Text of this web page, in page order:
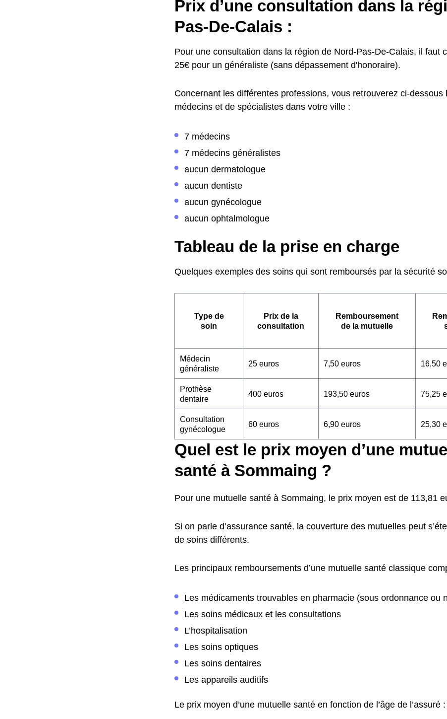
Prix d’une consultation dans la
Pas-De-Calais :
Pour une consultation dans la région de Nord-Pas-De-Calais, il faut
25€ pour un généraliste (sans dépassement d'honoraire).
Concernant les différentes professions, vous retrouverez ci-dessous
médecins et de spécialistes dans votre ville :
7 médecins
7 médecins généralistes
aucun dermatologue
aucun dentiste
aucun gynécologue
aucun ophtalmologue
Tableau de la prise en charge
Quelques exemples des soins qui sont remboursés par la sécurité
Type de
soin
Prix de la
consultation
Remboursement
de la mutuelle
Médecin
généraliste
25 euros 7,50 euros 16,50
Prothèse
dentaire
400 euros 193,50 euros 75,25
Consultation
gynécologue
60 euros 6,90 euros 25,30
Quel est le prix moyen d’une
santé à Sommaing ?
Pour une mutuelle santé à Sommaing, le prix moyen est de 113,81
Si on parle d’assurance santé, la couverture des mutuelles peut
de soins différents.
Les principaux remboursements d’une mutuelle santé classique
Les médicaments trouvables en pharmacie (sous ordonnance ou
Les soins médicaux et les consultations
L’hospitalisation
Les soins optiques
Les soins dentaires
Les appareils auditifs
Le prix moyen d’une mutuelle santé en fonction de l’âge de l’assuré :